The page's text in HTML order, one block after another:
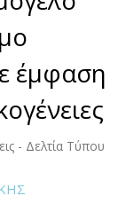
έμφαση
- Δελτία Τύπου